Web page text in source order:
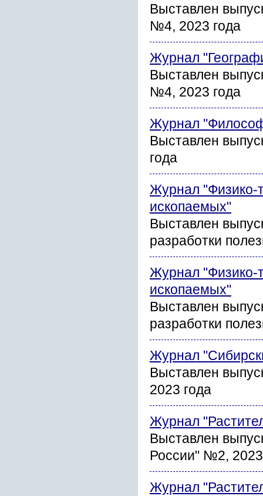
Выставлен
№4, 2023 года
Журнал
Выставлен
№4, 2023 года
Журнал
Выставлен
года
Журнал "Физико-
ископаемых"
Выставлен
разработки
Журнал "Физико-
ископаемых"
Выставлен
разработки
Журнал
Выставлен
2023 года
Журнал
Выставлен
России" №2, 2023
Журнал